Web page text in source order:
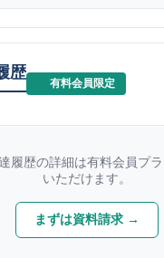
歴
有料会員限定
履歴の詳細は有料会員プ
いただけます。
まずは資料請求 →